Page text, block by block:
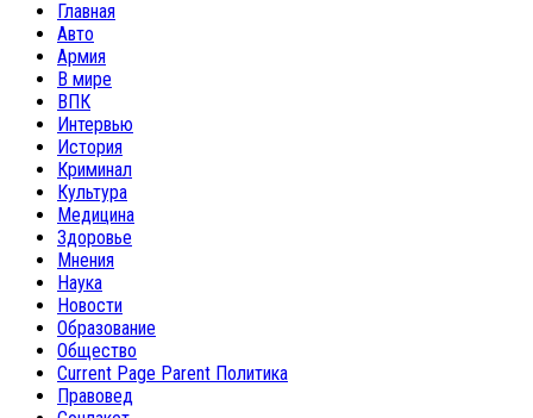
Главная
Авто
Армия
В мире
ВПК
Интервью
История
Криминал
Культура
Медицина
Здоровье
Мнения
Наука
Новости
Образование
Общество
Current Page Parent Политика
Правовед